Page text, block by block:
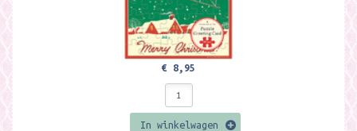
€ 8,95
In winkelwagen